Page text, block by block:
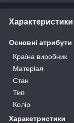
Характеристики
Основні атрибути
Країна виробник
Матеріал
Стан
Тип
Колір
Харакетристики